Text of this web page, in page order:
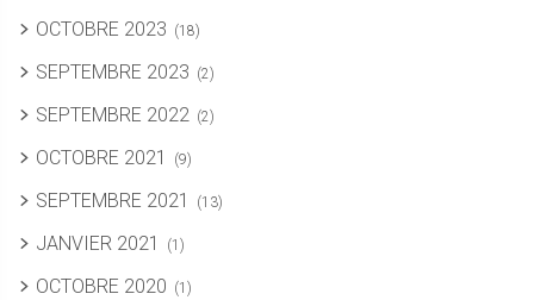
OCTOBRE 2023 (18)
SEPTEMBRE 2023 (2)
SEPTEMBRE 2022 (2)
OCTOBRE 2021 (9)
SEPTEMBRE 2021 (13)
JANVIER 2021 (1)
OCTOBRE 2020 (1)